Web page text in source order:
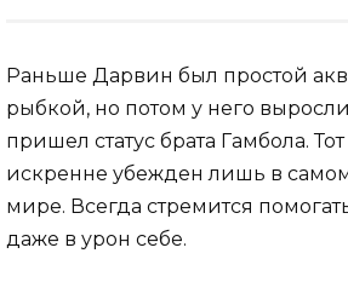
Раньше Дарвин был простой
рыбкой, но потом у него
пришел статус брата Гамбола.
искренне убежден лишь в
мире. Всегда стремится
даже в урон себе.